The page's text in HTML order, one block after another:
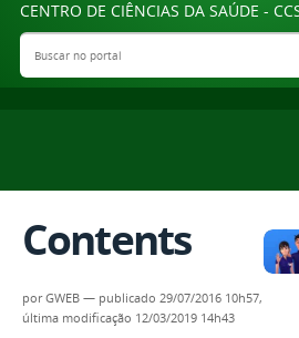
CENTRO DE CIÊNCIAS DA SAÚDE -
Buscar no portal
Contents
porGWEB — publicado 29/07/2016 10h57,
última modificação 12/03/2019 14h43